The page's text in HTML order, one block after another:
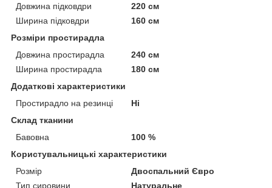
Довжина підковдри
220 см
Ширина підковдри
160 см
Розміри простирадла
Довжина простирадла
240 см
Ширина простирадла
180 см
Додаткові характеристики
Простирадло на резинці
Ні
Склад тканини
Бавовна
100 %
Користувальницькі характеристики
Розмір
Двоспальний Євро
Тип сировини
Натуральне